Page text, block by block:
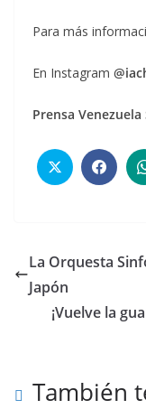
Para más
En Instagram
Prensa
La Orquesta
Japón
¡Vuelve la
También